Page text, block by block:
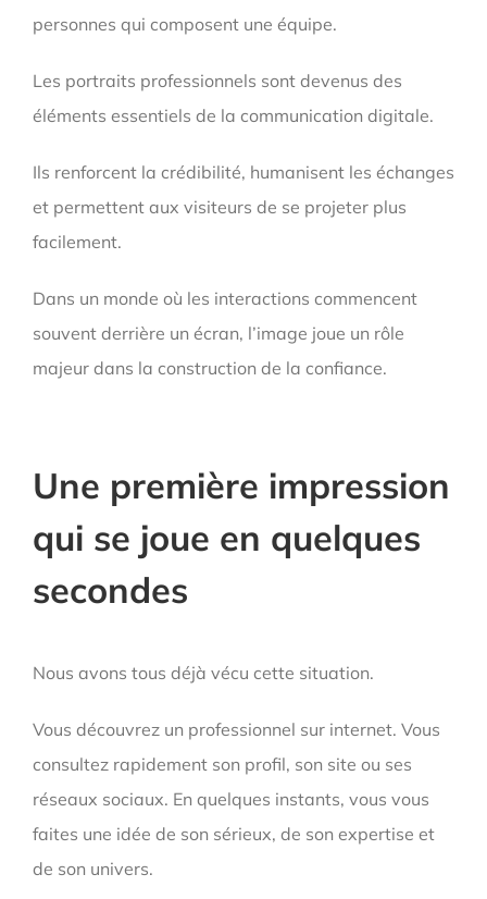
personnes qui composent une équipe.
Les portraits professionnels sont devenus des
éléments essentiels de la communication digitale.
Ils renforcent la crédibilité, humanisent les échanges
et permettent aux visiteurs de se projeter plus
facilement.
Dans un monde où les interactions commencent
souvent derrière un écran, l’image joue un rôle
majeur dans la construction de la confiance.
Une première impression
qui se joue en quelques
secondes
Nous avons tous déjà vécu cette situation.
Vous découvrez un professionnel sur internet. Vous
consultez rapidement son profil, son site ou ses
réseaux sociaux. En quelques instants, vous vous
faites une idée de son sérieux, de son expertise et
de son univers.